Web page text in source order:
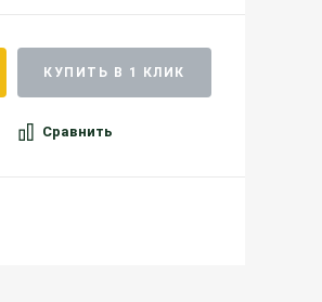
КУПИТЬ В 1 КЛИК
Сравнить